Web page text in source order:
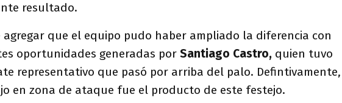
resultado.
agregar que el equipo pudo haber ampliado la diferencia con
oportunidades generadas por Santiago Castro, quien tuvo
representativo que pasó por arriba del palo. Defintivamente,
en zona de ataque fue el producto de este festejo.